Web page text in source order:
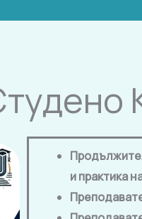
и практика